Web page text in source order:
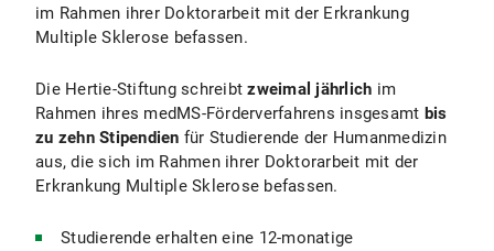
im Rahmen ihrer Doktorarbeit mit der Erkrankung
Multiple Sklerose befassen.
Die Hertie-Stiftung schreibtzweimal jährlich im
Rahmen ihres medMS-Förderverfahrens insgesamt bis
zu zehn Stipendien für Studierende der Humanmedizin
aus, die sich im Rahmen ihrer Doktorarbeit mit der
Erkrankung Multiple Sklerose befassen.
Studierende erhalten eine 12-monatige